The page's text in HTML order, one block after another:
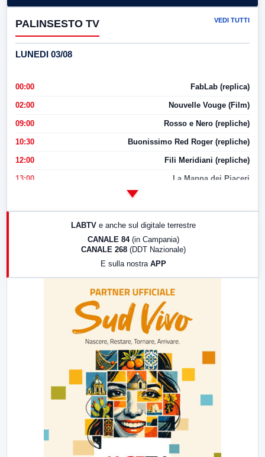
PALINSESTO TV VEDI TUTTI
LUNEDI 03/08
00:00 FabLab (replica)
02:00 Nouvelle Vouge (Film)
09:00 Rosso e Nero (repliche)
10:30 Buonissimo Red Roger (repliche)
12:00 Fili Meridiani (repliche)
13:00 La Mappa dei Piaceri
LABTV e anche sul digitale terrestre
CANALE 84 (in Campania)
CANALE 268 (DDT Nazionale)
E sulla nostra APP